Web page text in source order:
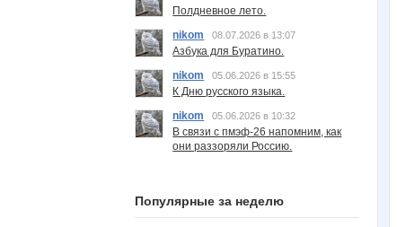
Полдневное лето.
nikom
08.07.2026 в 13:07
Азбука для Буратино.
nikom
05.06.2026 в 15:55
К Дню русского языка.
nikom
05.06.2026 в 10:32
В связи с пмэф-26 напомним, как
они раззоряли Россию.
Популярные за неделю